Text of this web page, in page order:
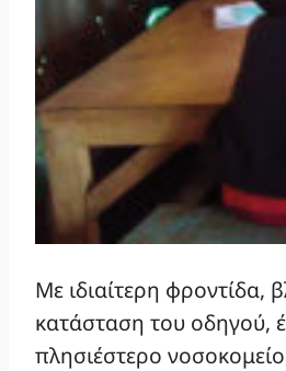
Με ιδιαίτερη φροντίδα,
κατάσταση του οδηγού,
πλησιέστερο